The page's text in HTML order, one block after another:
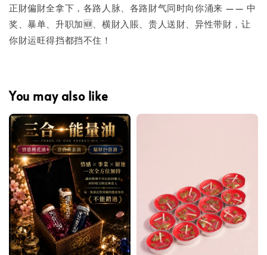
正財偏財全拿下，各路人脉、各路財气同时向你涌来 —— 中
奖、暴单、升职加🆕、横財入賬、贵人送財、异性带財，让
你財运旺得挡都挡不住！
You may also like